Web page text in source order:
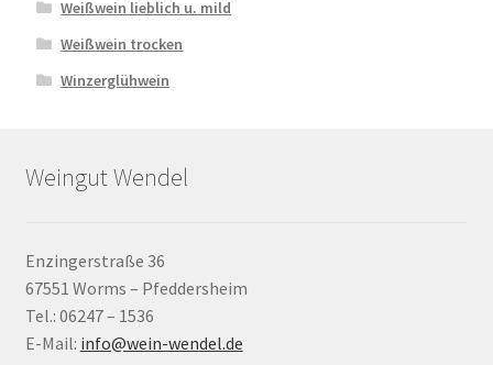
Weißwein lieblich u. mild
Weißwein trocken
Winzerglühwein
Weingut Wendel
Enzingerstraße 36
67551 Worms – Pfeddersheim
Tel.: 06247 – 1536
E-Mail: info@wein-wendel.de